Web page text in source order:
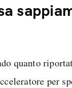
quanto
per